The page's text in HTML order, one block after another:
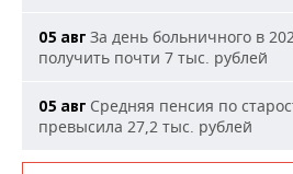
05 авг За день больничного в
получить почти 7 тыс. рублей
05 авг Средняя пенсия по
превысила 27,2 тыс. рублей